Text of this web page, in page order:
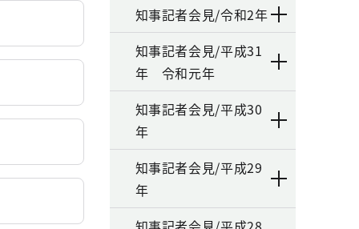
知事記者会見/令和2年
知事記者会見/平成31
年 令和元年
知事記者会見/平成30
年
知事記者会見/平成29
年